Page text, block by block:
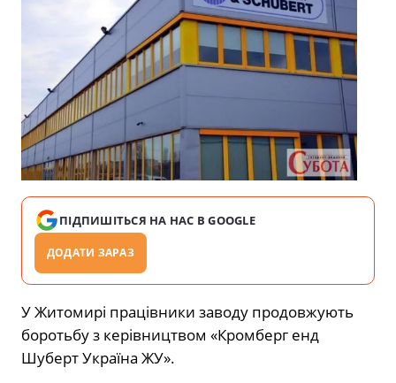
ПІДПИШІТЬСЯ НА НАС В GOOGLE
ДОДАТИ ЗАРАЗ
У Житомирі працівники заводу продовжують
боротьбу з керівництвом «Кромберг енд
Шуберт Україна ЖУ».